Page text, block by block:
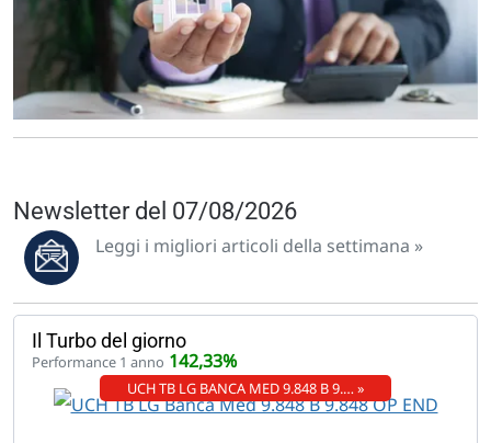
Newsletter del 07/08/2026
Leggi i migliori articoli della settimana »
Il Turbo del giorno
Performance 1 anno 142,33%
UCH TB LG BANCA MED 9.848 B 9.… »